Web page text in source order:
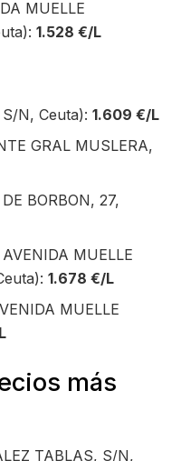
MUELLE
1.528 €/L
S/N, Ceuta):1.609 €/L
GRAL MUSLERA,
BORBON, 27,
MUELLE
1.678 €/L
MUELLE
más
TABLAS, S/N,